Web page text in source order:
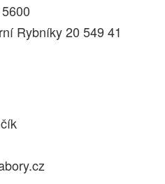
5600
Rybníky 20 549 41